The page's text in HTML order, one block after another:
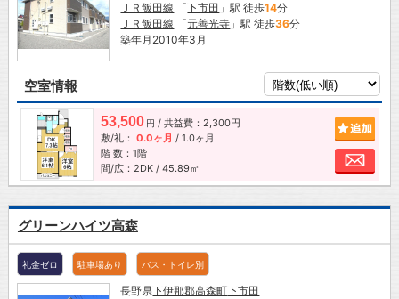
ＪＲ飯田線 「下市田 」駅 徒歩14分
ＪＲ飯田線 「元善光寺 」駅 徒歩36分
築年月2010年3月
空室情報
53,500 円 / 共益費：2,300円
敷/礼： 0.0ヶ月 / 1.0ヶ月
階 数：1階
間/広：2DK / 45.89㎡
お
グリーンハイツ高森
礼金ゼロ 駐車場あり バス・トイレ別
長野県下伊那郡高森町下市田